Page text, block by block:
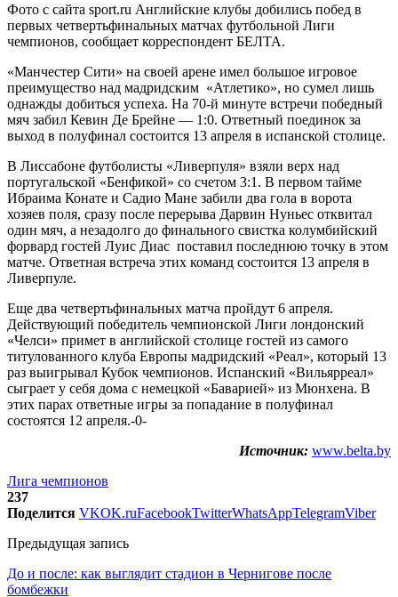
Фото с сайта sport.ru Английские клубы добились побед в
первых четвертьфинальных матчах футбольной Лиги
чемпионов, сообщает корреспондент БЕЛТА.
«Манчестер Сити» на своей арене имел большое игровое
преимущество над мадридским «Атлетико», но сумел лишь
однажды добиться успеха. На 70-й минуте встречи победный
мяч забил Кевин Де Брейне — 1:0. Ответный поединок за
выход в полуфинал состоится 13 апреля в испанской столице.
В Лиссабоне футболисты «Ливерпуля» взяли верх над
португальской «Бенфикой» со счетом 3:1. В первом тайме
Ибраима Конате и Садио Мане забили два гола в ворота
хозяев поля, сразу после перерыва Дарвин Нуньес отквитал
один мяч, а незадолго до финального свистка колумбийский
форвард гостей Луис Диас поставил последнюю точку в этом
матче. Ответная встреча этих команд состоится 13 апреля в
Ливерпуле.
Еще два четвертьфинальных матча пройдут 6 апреля.
Действующий победитель чемпионской Лиги лондонский
«Челси» примет в английской столице гостей из самого
титулованного клуба Европы мадридский «Реал», который 13
раз выигрывал Кубок чемпионов. Испанский «Вильярреал»
сыграет у себя дома с немецкой «Баварией» из Мюнхена. В
этих парах ответные игры за попадание в полуфинал
состоятся 12 апреля.-0-
Источник: www.belta.by
Лига чемпионов
237
Поделится VKOK.ruFacebookTwitterWhatsAppTelegramViber
Предыдущая запись
До и после: как выглядит стадион в Чернигове после
бомбежки